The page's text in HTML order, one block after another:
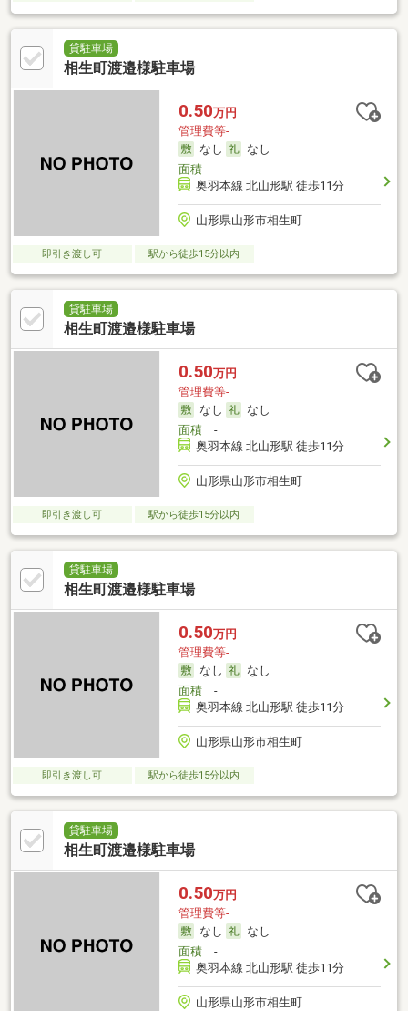
貸駐車場
相生町渡邉様駐車場
0.50万円
管理費等-
なし
なし
面積-
奥羽本線 北山形駅 徒歩11分
山形県山形市相生町
即引き渡し可 駅から徒歩15分以内
貸駐車場
相生町渡邉様駐車場
0.50万円
管理費等-
なし
なし
面積-
奥羽本線 北山形駅 徒歩11分
山形県山形市相生町
即引き渡し可 駅から徒歩15分以内
貸駐車場
相生町渡邉様駐車場
0.50万円
管理費等-
なし
なし
面積-
奥羽本線 北山形駅 徒歩11分
山形県山形市相生町
即引き渡し可 駅から徒歩15分以内
貸駐車場
相生町渡邉様駐車場
0.50万円
管理費等-
なし
なし
面積-
奥羽本線 北山形駅 徒歩11分
山形県山形市相生町